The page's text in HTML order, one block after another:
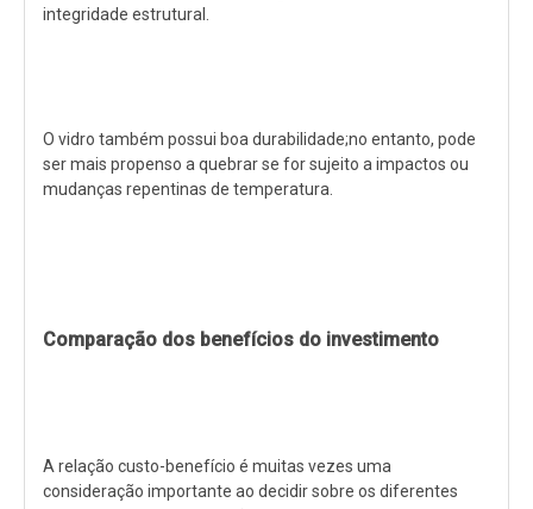
integridade estrutural.
O vidro também possui boa durabilidade;no entanto, pode
ser mais propenso a quebrar se for sujeito a impactos ou
mudanças repentinas de temperatura.
Comparação dos benefícios do investimento
A relação custo-benefício é muitas vezes uma
consideração importante ao decidir sobre os diferentes